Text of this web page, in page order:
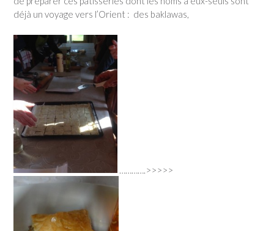
déjà un voyage vers l’Orient : des baklawas,
………….>>>>>